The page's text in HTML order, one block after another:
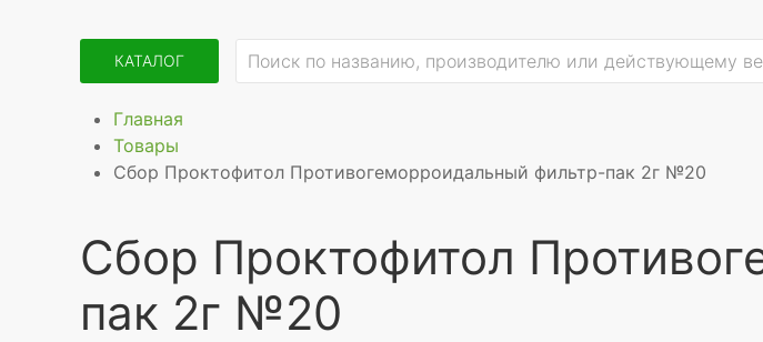
КАТАЛОГ
Главная
Товары
Сбор Проктофитол Противогеморроидальный фильтр-пак 2г №20
Сбор Проктофитол
пак 2г №20